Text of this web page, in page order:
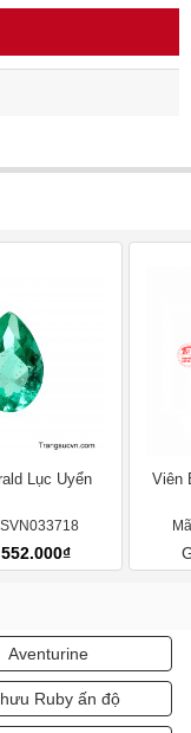
Lục Uyển Viên
Aventurine
Ruby ấn độ